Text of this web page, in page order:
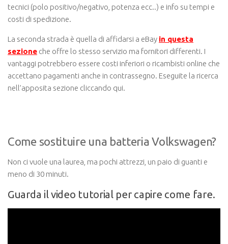
tecnici (polo positivo/negativo, potenza ecc..) e info su tempi e
costi di spedizione.
La seconda strada è quella di affidarsi a eBay in questa
sezione che offre lo stesso servizio ma fornitori differenti. I
vantaggi potrebbero essere costi inferiori o ricambisti online che
accettano pagamenti anche in contrassegno. Eseguite la ricerca
nell’apposita sezione cliccando qui.
Come sostituire una batteria Volkswagen?
Non ci vuole una laurea, ma pochi attrezzi, un paio di guanti e
meno di 30 minuti.
Guarda il video tutorial per capire come fare.